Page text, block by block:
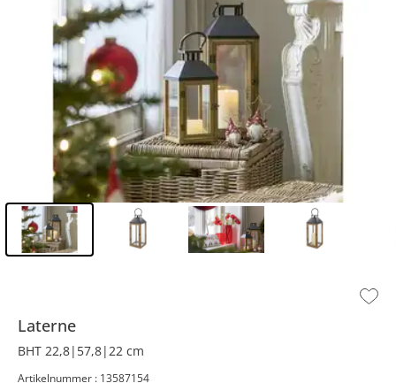
Laterne
BHT 22,8|57,8|22 cm
Artikelnummer : 13587154